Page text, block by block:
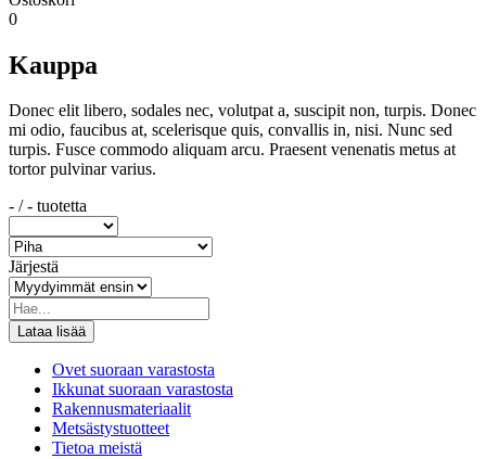
0
Kauppa
Donec elit libero, sodales nec, volutpat a, suscipit non, turpis. Donec
mi odio, faucibus at, scelerisque quis, convallis in, nisi. Nunc sed
turpis. Fusce commodo aliquam arcu. Praesent venenatis metus at
tortor pulvinar varius.
- /- tuotetta
Järjestä
Ovet suoraan varastosta
Ikkunat suoraan varastosta
Rakennusmateriaalit
Metsästystuotteet
Tietoa meistä